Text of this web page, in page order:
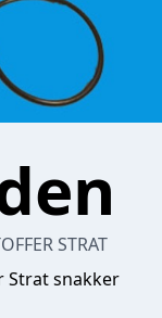
STRAT
Strat snakker